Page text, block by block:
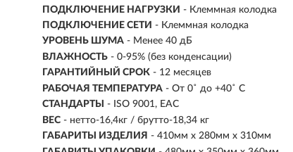
ПОДКЛЮЧЕНИЕ НАГРУЗКИ - Клеммная колодка
ПОДКЛЮЧЕНИЕ СЕТИ - Клеммная колодка
УРОВЕНЬ ШУМА - Менее 40 дБ
ВЛАЖНОСТЬ - 0-95% (без конденсации)
ГАРАНТИЙНЫЙ СРОК - 12 месяцев
РАБОЧАЯ ТЕМПЕРАТУРА - От 0˚ до +40˚ С
СТАНДАРТЫ
- ISO 9001, ЕАС
ВЕС - нетто-16,4кг / брутто-18,34 кг
ГАБАРИТЫ ИЗДЕЛИЯ - 410мм х 280мм х 310мм